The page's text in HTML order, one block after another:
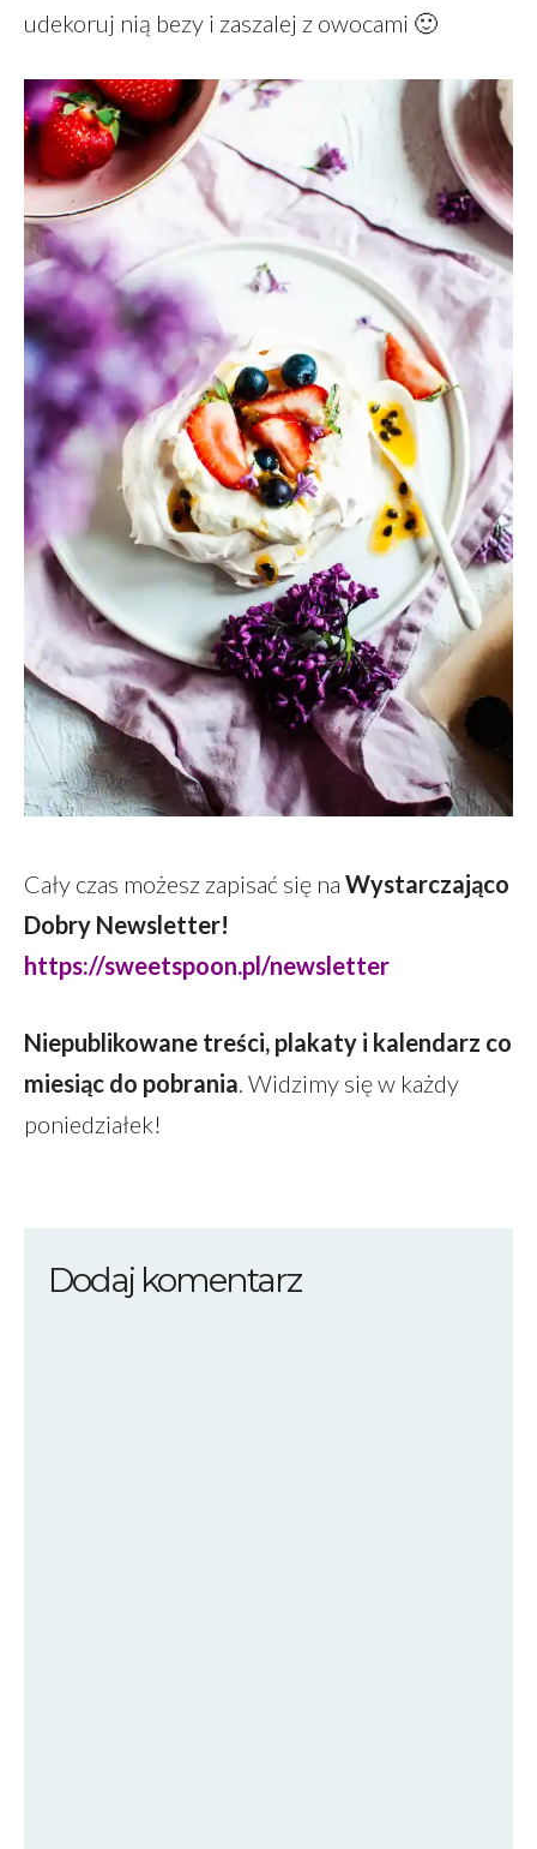
udekoruj nią bezy i zaszalej z owocami 🙂
Cały czas możesz zapisać się na Wystarczająco
Dobry Newsletter!
https://sweetspoon.pl/newsletter
Niepublikowane treści, plakaty i kalendarz co
miesiąc do pobrania. Widzimy się w każdy
poniedziałek!
Dodaj komentarz